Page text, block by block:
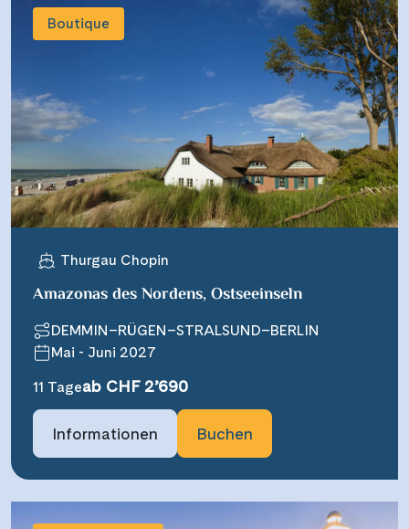
Boutique
Thurgau Chopin
Amazonas des Nordens, Ostseeinseln
DEMMIN–RÜGEN–STRALSUND–BERLIN
Mai - Juni 2027
11 Tageab CHF 2’690
Informationen Buchen